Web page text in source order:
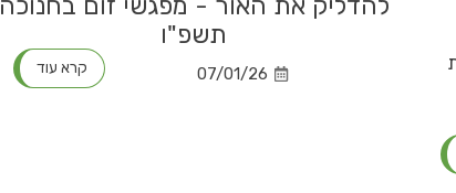
תשפ"ו
07/01/26 קרא עוד